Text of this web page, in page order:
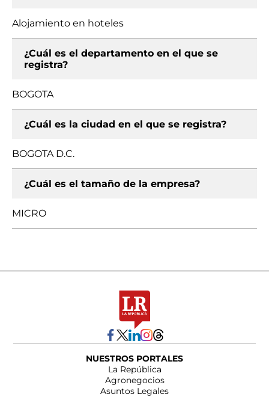
Alojamiento en hoteles
¿Cuál es el departamento en el que se
registra?
BOGOTA
¿Cuál es la ciudad en el que se registra?
BOGOTA D.C.
¿Cuál es el tamaño de la empresa?
MICRO
NUESTROS PORTALES
La República
Agronegocios
Asuntos Legales